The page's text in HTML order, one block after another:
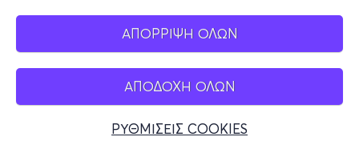
ΑΠΟΡΡΙΨΗ ΟΛΩΝ
ΑΠΟΔΟΧΗ ΟΛΩΝ
ΡΥΘΜΙΣΕΙΣ COOKIES